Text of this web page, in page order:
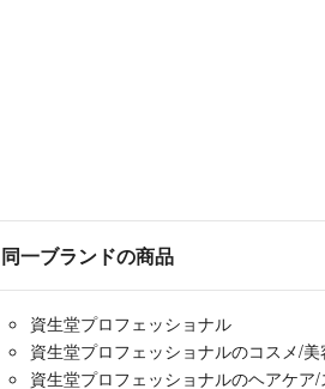
同一ブランドの商品
資生堂プロフェッショナル
資生堂プロフェッショナルのコスメ/美
資生堂プロフェッショナルのヘアケア